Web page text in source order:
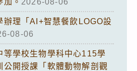
辦理「AI+智慧餐飲LOGO設
08-06
等學校生物學科中心115學
公開授課「軟體動物解剖觀